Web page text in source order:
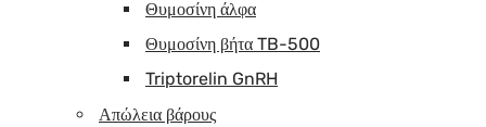
Θυμοσίνη άλφα
Θυμοσίνη βήτα TB-500
Triptorelin GnRH
Απώλεια βάρους